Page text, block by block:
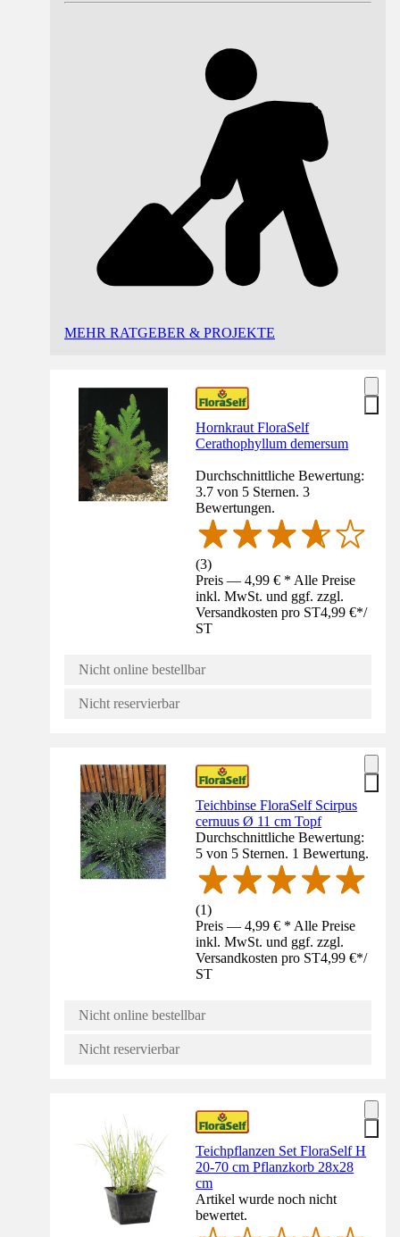
MEHR RATGEBER & PROJEKTE
Hornkraut FloraSelf
Cerathophyllum demersum
Durchschnittliche Bewertung:
3.7 von 5 Sternen. 3
Bewertungen.
(3)
Preis — 4,99 € * Alle Preise
inkl. MwSt. und ggf. zzgl.
Versandkosten pro ST4,99 €*/
ST
Nicht online bestellbar
Nicht reservierbar
Teichbinse FloraSelf Scirpus
cernuus Ø 11 cm Topf
Durchschnittliche Bewertung:
5 von 5 Sternen. 1 Bewertung.
(1)
Preis — 4,99 € * Alle Preise
inkl. MwSt. und ggf. zzgl.
Versandkosten pro ST4,99 €*/
ST
Nicht online bestellbar
Nicht reservierbar
Teichpflanzen Set FloraSelf H
20-70 cm Pflanzkorb 28x28
cm
Artikel wurde noch nicht
bewertet.